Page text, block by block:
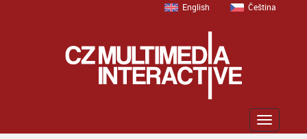
English Čeština
Zobrazit
menu